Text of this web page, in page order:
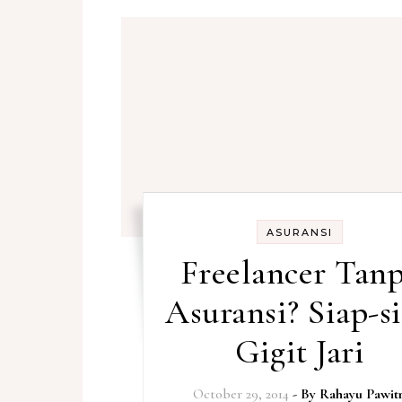
ASURANSI
Freelancer
Asuransi? Siap-
Gigit Jari
October 29, 2014 - By Rahayu